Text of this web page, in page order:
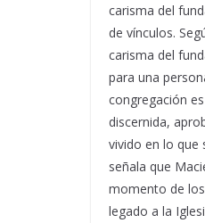
carisma del
de vínculos.
carisma del
para una
congregación
discernida,
vivido en lo que
señala que
momento de
legado a la